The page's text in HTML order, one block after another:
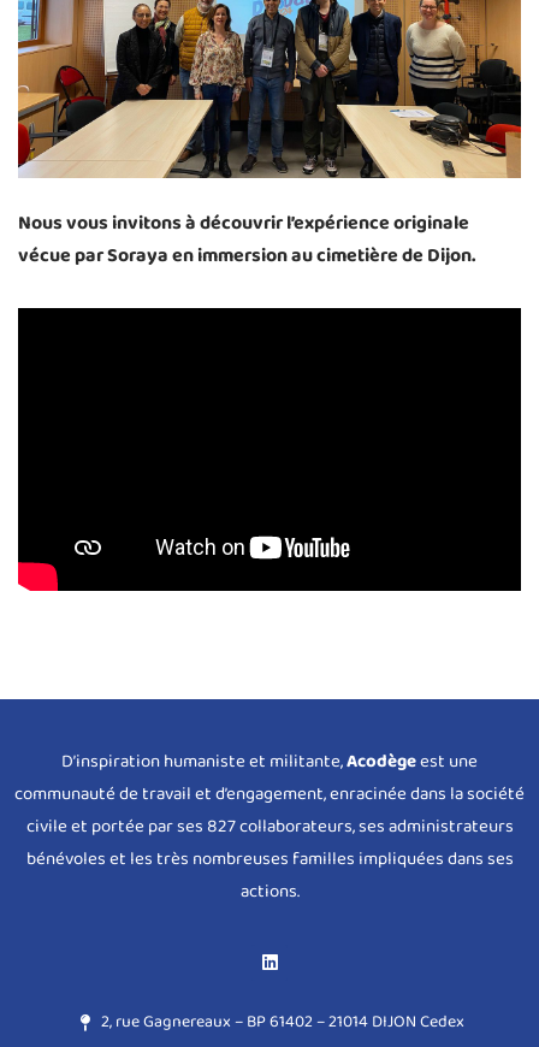
Nous vous invitons à découvrir l’expérience originale
vécue par Soraya en immersion au cimetière de Dijon.
D’inspiration humaniste et militante,Acodègeest une
communauté de travail et d’engagement, enracinée dans la société
civile et portée par ses 827 collaborateurs, ses administrateurs
bénévoles et les très nombreuses familles impliquées dans ses
actions.
2, rue Gagnereaux – BP 61402 – 21014 DIJON Cedex